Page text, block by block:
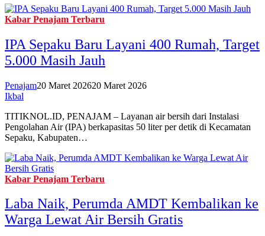
Kabar Penajam Terbaru
IPA Sepaku Baru Layani 400 Rumah, Target
5.000 Masih Jauh
Penajam20 Maret 202620 Maret 2026
Ikbal
TITIKNOL.ID, PENAJAM – Layanan air bersih dari Instalasi
Pengolahan Air (IPA) berkapasitas 50 liter per detik di Kecamatan
Sepaku, Kabupaten…
Kabar Penajam Terbaru
Laba Naik, Perumda AMDT Kembalikan ke
Warga Lewat Air Bersih Gratis